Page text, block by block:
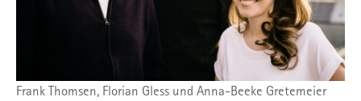
Frank Thomsen, Florian Gless und Anna-Beeke Gretemeier